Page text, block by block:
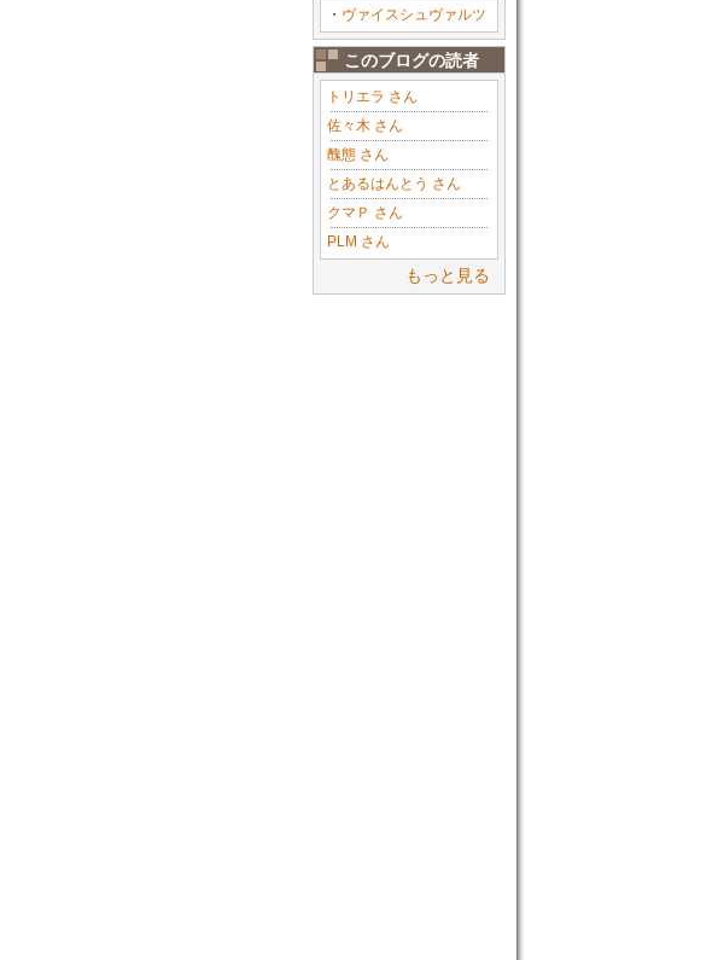
・ ヴァイスシュヴァルツ
このブログの読者
トリエラ さん
佐々木 さん
醜態 さん
とあるはんとう さん
クマＰ さん
PLM さん
もっと見る